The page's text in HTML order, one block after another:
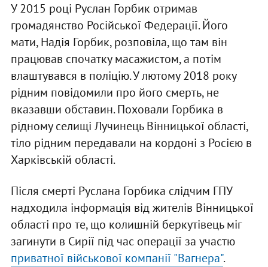
У 2015 році Руслан Горбик отримав
громадянство Російської Федерації. Його
мати, Надія Горбик, розповіла, що там він
працював спочатку масажистом, а потім
влаштувався в поліцію. У лютому 2018 року
рідним повідомили про його смерть, не
вказавши обставин. Поховали Горбика в
рідному селищі Лучинець Вінницької області,
тіло рідним передавали на кордоні з Росією в
Харківській області.
Після смерті Руслана Горбика слідчим ГПУ
надходила інформація від жителів Вінницької
області про те, що колишній беркутівець міг
загинути в Сирії під час операції за участю
приватної військової компанії "Вагнера".